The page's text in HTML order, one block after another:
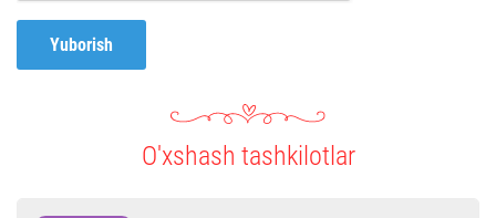
Yuborish
O'xshash tashkilotlar